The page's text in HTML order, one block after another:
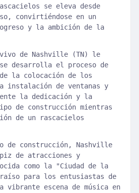
se eleva desde
convirtiéndose en un
y la ambición de la
vivo de Nashville (TN) le
desarrolla el proceso de
la colocación de los
instalación de ventanas y
la dedicación y la
de construcción mientras
de un rascacielos
de construcción, Nashville
de atracciones y
como la "Ciudad de la
para los entusiastas de
vibrante escena de música en